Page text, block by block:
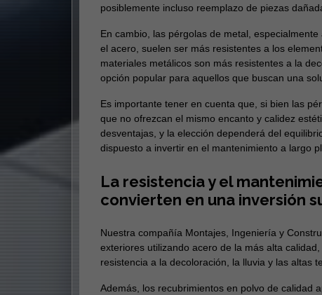
posiblemente incluso reemplazo de piezas
En cambio, las pérgolas de metal,
el acero, suelen ser más resistentes a los
materiales metálicos son más resistentes a la
opción popular para aquellos que buscan una
Es importante tener en cuenta que, si bien las
que no ofrezcan el mismo encanto y calidez
desventajas, y la elección dependerá del
dispuesto a invertir en el mantenimiento a largo
La resistencia y el
convierten en una inversión
Nuestra compañía Montajes, Ingeniería y
exteriores utilizando acero de la más alta
resistencia a la decoloración, la lluvia y las altas
Además, los recubrimientos en polvo de calidad